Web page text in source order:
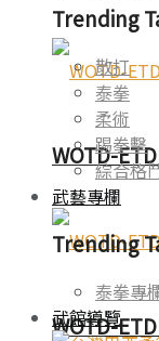
WOTD-
WOTD-
Trending
散打
泰拳
柔術
踢拳擊
綜合格
武藝專欄
Trending
泰拳專
武館導覽